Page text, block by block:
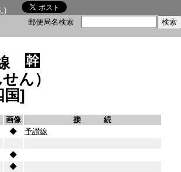
)
郵便局名検索
ん）
国]
画像
接 続
◆
予讃線
◆
◆